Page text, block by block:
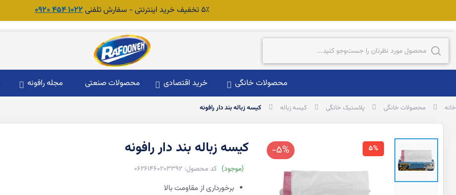
۵٪ تخفیف خرید اینترنتی - سفارش تلفنی 1022 454 0920
جست‌وجو
محصولات خانگی خرید اقتصادی محصولات صنعتی مجله رافونه
خانه محصولات خانگی پلاستیک خانگی کیسه زباله کیسه زباله بند دار رافونه
06261460203392 موجود
کیسه زباله بند دار رافونه
برخورداری از مقاومت بالا
-5% 5%